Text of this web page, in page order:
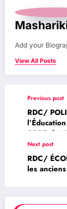
Add your
View All Posts
Previous post
RDC/
2025 du
Next post
RDC/
les